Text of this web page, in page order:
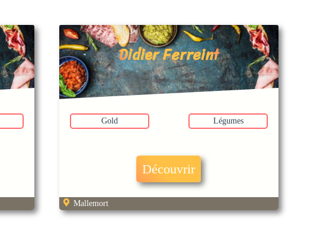
Didier Ferreint
Gold Légumes
Découvrir
Mallemort